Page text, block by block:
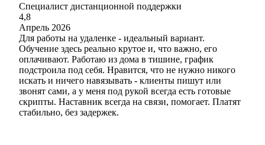
Специалист дистанционной поддержки
4,8
Апрель 2026
Для работы на удаленке - идеальный вариант.
Обучение здесь реально крутое и, что важно, его
оплачивают. Работаю из дома в тишине, график
подстроила под себя. Нравится, что не нужно никого
искать и ничего навязывать - клиенты пишут или
звонят сами, а у меня под рукой всегда есть готовые
скрипты. Наставник всегда на связи, помогает. Платят
стабильно, без задержек.